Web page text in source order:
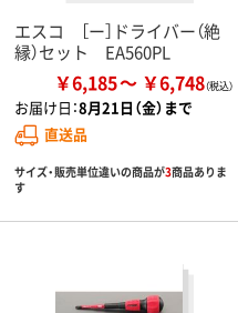
エスコ ［ー］ドライバー（絶
縁）セット EA560PL
￥6,185 ￥6,748
お届け日：8月21日（金）まで
直送品
サイズ・販売単位違いの商品が3商品ありま
す